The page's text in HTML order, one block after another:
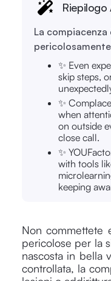
Riepilogo
La compiacenza
✨ Even
skip steps,
✨
when
on outside
close call.
✨
with tools
keeping
Non commettete
pericolose per la
nascosta in bella
controllata, la